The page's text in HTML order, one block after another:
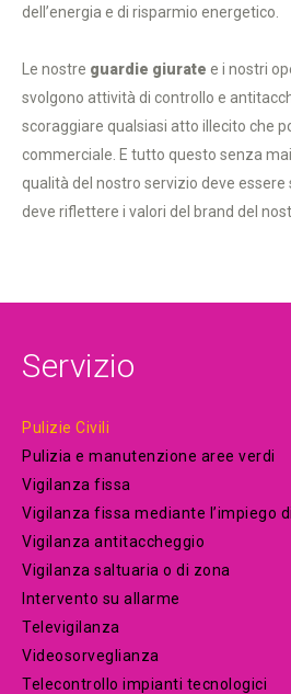
dell’energia e di risparmio energetico.
Le nostre guardie giurate e i nostri
svolgono attività di controllo e
scoraggiare qualsiasi atto illecito che
commerciale. E tutto questo senza
qualità del nostro servizio deve
deve riflettere i valori del brand del
Servizio
Pulizie Civili
Pulizia e manutenzione aree verdi
Vigilanza fissa
Vigilanza fissa mediante l’impiego
Vigilanza antitaccheggio
Vigilanza saltuaria o di zona
Intervento su allarme
Televigilanza
Videosorveglianza
Telecontrollo impianti tecnologici